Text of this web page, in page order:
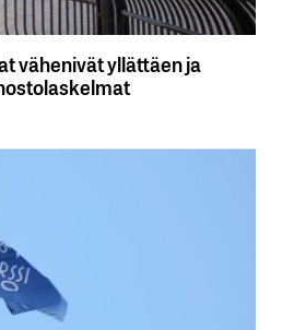
vähenivät yllättäen ja